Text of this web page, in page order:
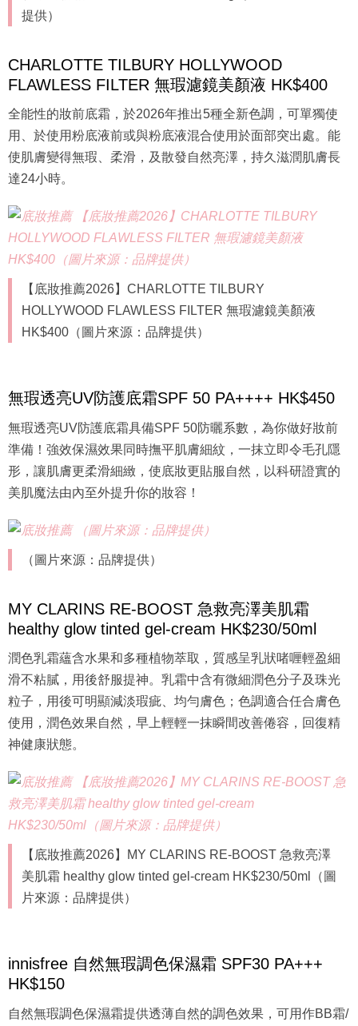
提供）
CHARLOTTE TILBURY HOLLYWOOD
FLAWLESS FILTER 無瑕濾鏡美顏液 HK$400
全能性的妝前底霜，於2026年推出5種全新色調，可單獨使
用、於使用粉底液前或與粉底液混合使用於面部突出處。能
使肌膚變得無瑕、柔滑，及散發自然亮澤，持久滋潤肌膚長
達24小時。
【底妝推薦2026】CHARLOTTE TILBURY
HOLLYWOOD FLAWLESS FILTER 無瑕濾鏡美顏液
HK$400（圖片來源：品牌提供）
無瑕透亮UV防護底霜具備SPF 50防曬系數，為你做好妝前
準備！強效保濕效果同時撫平肌膚細紋，一抹立即令毛孔隱
形，讓肌膚更柔滑細緻，使底妝更貼服自然，以科研證實的
美肌魔法由內至外提升你的妝容！
（圖片來源：品牌提供）
healthy glow tinted gel-cream HK$230/50ml
潤色乳霜蘊含水果和多種植物萃取，質感呈乳狀啫喱輕盈細
滑不粘膩，用後舒服提神。乳霜中含有微細潤色分子及珠光
粒子，用後可明顯減淡瑕疵、均勻膚色；色調適合任合膚色
使用，潤色效果自然，早上輕輕一抹瞬間改善倦容，回復精
神健康狀態。
【底妝推薦2026】MY CLARINS RE-BOOST 急救亮澤
美肌霜 healthy glow tinted gel-cream HK$230/50ml（圖
片來源：品牌提供）
自然無瑕調色保濕霜提供透薄自然的調色效果，可用作BB霜/
性防曬能夠在肌膚表面形成保護層，有效折射紫外線同時防